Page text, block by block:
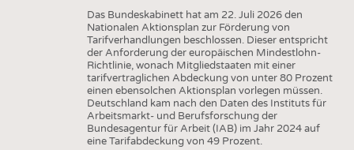
Das Bundeskabinett hat am 22. Juli 2026 den
Nationalen Aktionsplan zur Förderung von
Tarifverhandlungen beschlossen. Dieser entspricht
der Anforderung der europäischen Mindestlohn-
Richtlinie, wonach Mitgliedstaaten mit einer
tarifvertraglichen Abdeckung von unter 80 Prozent
einen ebensolchen Aktionsplan vorlegen müssen.
Deutschland kam nach den Daten des Instituts für
Arbeitsmarkt- und Berufsforschung der
Bundesagentur für Arbeit (IAB) im Jahr 2024 auf
eine Tarifabdeckung von 49 Prozent.